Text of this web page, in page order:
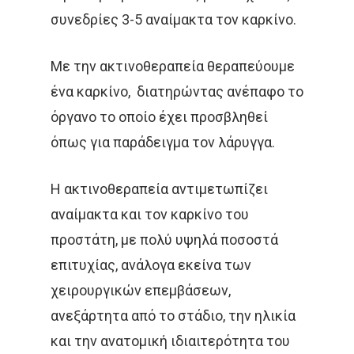
συνεδρίες 3-5 αναίμακτα τον καρκίνο.
Με την ακτινοθεραπεία θεραπεύουμε
ένα καρκίνο, διατηρώντας ανέπαφο το
όργανο το οποίο έχει προσβληθεί
όπως για παράδειγμα τον λάρυγγα.
Η ακτινοθεραπεία αντιμετωπίζει
αναίμακτα και τον καρκίνο του
προστάτη, με πολύ υψηλά ποσοστά
επιτυχίας, ανάλογα εκείνα των
χειρουργικών επεμβάσεων,
ανεξάρτητα από το στάδιο, την ηλικία
και την ανατομική ιδιαιτερότητα του
Νοσήματα
Λεμφώματα –
Νοσήματα
Καρκίνος Κεφαλής
Λαιμού
Όγκοι Εγκεφάλου
Ακτινοθεραπευτική
Ετικέτες
CROWNE PLAZA
ΒΡΑΧΥΘΕΡΑΠΕΊΑ
ΕΚΔΉΛΩΣΗ
ΚΑΡΚΊΝΟΣ ΤΟΥ ΜΑΣΤΟΎ